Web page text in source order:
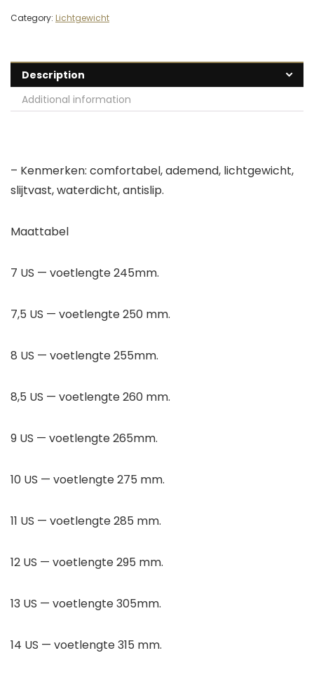
Category: Lichtgewicht
Description
Additional information
– Kenmerken: comfortabel, ademend, lichtgewicht,
slijtvast, waterdicht, antislip.
Maattabel
7 US — voetlengte 245mm.
7,5 US — voetlengte 250 mm.
8 US — voetlengte 255mm.
8,5 US — voetlengte 260 mm.
9 US — voetlengte 265mm.
10 US — voetlengte 275 mm.
11 US — voetlengte 285 mm.
12 US — voetlengte 295 mm.
13 US — voetlengte 305mm.
14 US — voetlengte 315 mm.